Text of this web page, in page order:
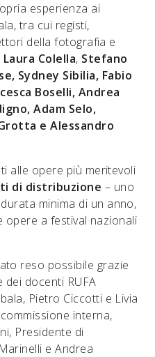
esperienza ai
tra cui registi,
della fotografia e
Laura Colella, Stefano
Sydney Sibilia, Fabio
Boselli, Andrea
Adam Selo,
e Alessandro
alle opere più meritevoli
di distribuzione – uno
minima di un anno,
opere a festival nazionali
reso possibile grazie
docenti RUFA
Pietro Ciccotti e Livia
interna,
Presidente di
e Andrea